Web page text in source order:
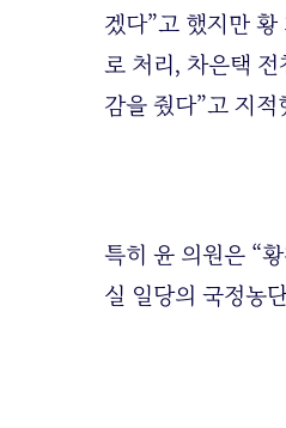
겠다”고 했지만
로 처리, 차은택
감을 줬다”고 지적
특히 윤 의원은 “
실 일당의 국정농